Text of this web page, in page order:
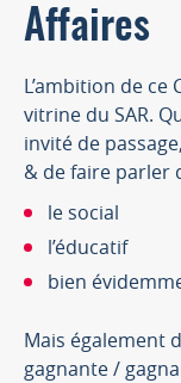
Affaires
L’ambition de
vitrine du SAR.
invité de
& de faire parler
le social
l’éducatif
bien
Mais également
gagnante /